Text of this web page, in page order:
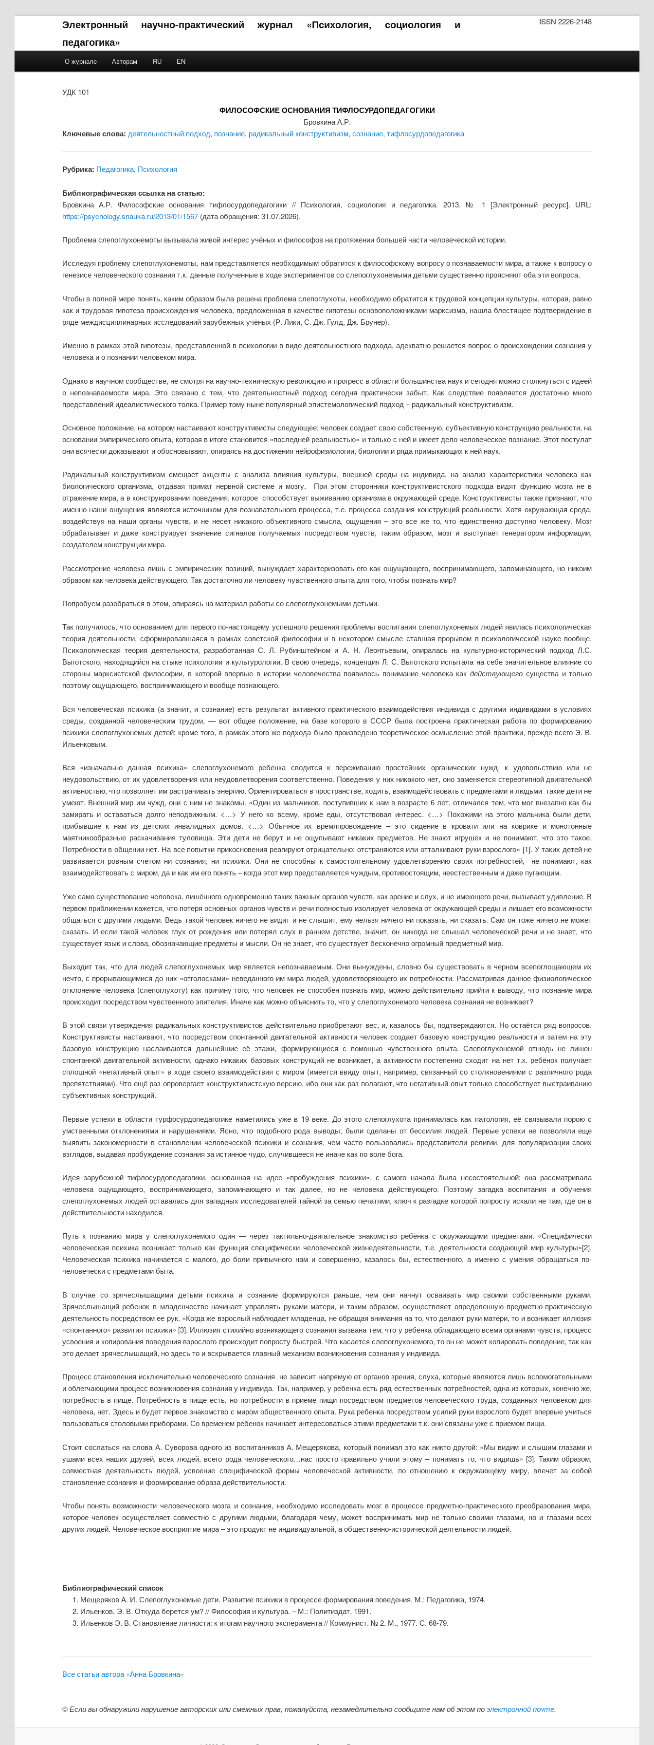
ISSN 2226-2148
Электронный научно-практический журнал «Психология, социология и
педагогика»
Skip to primary content
Skip to secondary content
О журнале Авторам RU EN
УДК 101
ФИЛОСОФСКИЕ ОСНОВАНИЯ ТИФЛОСУРДОПЕДАГОГИКИ
Бровкина А.Р.
Ключевые слова: деятельностный подход, познание, радикальный конструктивизм, сознание, тифлосурдопедагогика
Рубрика: Педагогика, Психология
Библиографическая ссылка на статью:
Бровкина А.Р. Философские основания тифлосурдопедагогики // Психология, социология и педагогика. 2013. № 1 [Электронный ресурс]. URL:
https://psychology.snauka.ru/2013/01/1567(дата обращения: 31.07.2026).
Проблема слепоглухонемоты вызывала живой интерес учёных и философов на протяжении большей части человеческой истории.
Исследуя проблему слепоглухонемоты, нам представляется необходимым обратится к философскому вопросу о познаваемости мира, а также к вопросу о
генезисе человеческого сознания т.к. данные полученные в ходе экспериментов со слепоглухонемыми детьми существенно проясняют оба эти вопроса.
Чтобы в полной мере понять, каким образом была решена проблема слепоглухоты, необходимо обратится к трудовой концепции культуры, которая, равно
как и трудовая гипотеза происхождения человека, предложенная в качестве гипотезы основоположниками марксизма, нашла блестящее подтверждение в
ряде междисциплинарных исследований зарубежных учёных (Р. Лики, С. Дж. Гулд, Дж. Брунер).
Именно в рамках этой гипотезы, представленной в психологии в виде деятельностного подхода, адекватно решается вопрос о происхождении сознания у
человека и о познании человеком мира.
Однако в научном сообществе, не смотря на научно-техническую революцию и прогресс в области большинства наук и сегодня можно столкнуться с идеей
о непознаваемости мира. Это связано с тем, что деятельностный подход сегодня практически забыт. Как следствие появляется достаточно много
представлений идеалистического толка. Пример тому ныне популярный эпистемологический подход – радикальный конструктивизм.
Основное положение, на котором настаивают конструктивисты следующее: человек создает свою собственную, субъективную конструкцию реальности, на
основании эмпирического опыта, которая в итоге становится «последней реальностью» и только с ней и имеет дело человеческое познание. Этот постулат
они всячески доказывают и обосновывают, опираясь на достижения нейрофизиологии, биологии и ряда примыкающих к ней наук.
Радикальный конструктивизм смещает акценты с анализа влияния культуры, внешней среды на индивида, на анализ характеристики человека как
биологического организма, отдавая примат нервной системе и мозгу. При этом сторонники конструктивистского подхода видят функцию мозга не в
отражение мира, а в конструировании поведения, которое способствует выживанию организма в окружающей среде. Конструктивисты также признают, что
именно наши ощущения являются источником для познавательного процесса, т.е. процесса создания конструкций реальности. Хотя окружающая среда,
воздействуя на наши органы чувств, и не несет никакого объективного смысла, ощущения – это все же то, что единственно доступно человеку. Мозг
обрабатывает и даже конструирует значение сигналов получаемых посредством чувств, таким образом, мозг и выступает генератором информации,
создателем конструкции мира.
Рассмотрение человека лишь с эмпирических позиций, вынуждает характеризовать его как ощущающего, воспринимающего, запоминающего, но никоим
образом как человека действующего. Так достаточно ли человеку чувственного опыта для того, чтобы познать мир?
Попробуем разобраться в этом, опираясь на материал работы со слепоглухонемыми детьми.
Так получилось, что основанием для первого по-настоящему успешного решения проблемы воспитания слепоглухонемых людей явилась психологическая
теория деятельности, сформировавшаяся в рамках советской философии и в некотором смысле ставшая прорывом в психологической науке вообще.
Психологическая теория деятельности, разработанная С. Л. Рубинштейном и А. Н. Леонтьевым, опиралась на культурно-исторический подход Л.С.
Выготского, находящийся на стыке психологии и культурологии. В свою очередь, концепция Л. С. Выготского испытала на себе значительное влияние со
стороны марксистской философии, в которой впервые в истории человечества появилось понимание человека какдействующего существа и только
поэтому ощущающего, воспринимающего и вообще познающего.
Вся человеческая психика (а значит, и сознание) есть результат активного практического взаимодействия индивида с другими индивидами в условиях
среды, созданной человеческим трудом, — вот общее положение, на базе которого в СССР была построена практическая работа по формированию
психики слепоглухонемых детей; кроме того, в рамках этого же подхода было произведено теоретическое осмысление этой практики, прежде всего Э. В.
Ильенковым.
Вся «изначально данная психика» слепоглухонемого ребенка сводится к переживанию простейших органических нужд, к удовольствию или не
неудовольствию, от их удовлетворения или неудовлетворения соответственно. Поведения у них никакого нет, оно заменяется стереотипной двигательной
активностью, что позволяет им растрачивать энергию. Ориентироваться в пространстве, ходить, взаимодействовать с предметами и людьми такие дети не
умеют. Внешний мир им чужд, они с ним не знакомы. «Один из мальчиков, поступивших к нам в возрасте 6 лет, отличался тем, что мог внезапно как бы
замирать и оставаться долго неподвижным. <…> У него ко всему, кроме еды, отсутствовал интерес. <…> Похожими на этого мальчика были дети,
прибывшие к нам из детских инвалидных домов. <…> Обычное их времяпровождение – это сидение в кровати или на коврике и монотонные
маятникообразные раскачивания туловища. Эти дети не берут и не ощупывают никаких предметов. Не знают игрушек и не понимают, что это такое.
Потребности в общении нет. На все попытки прикосновения реагируют отрицательно: отстраняются или отталкивают руки взрослого» [1]. У таких детей не
развивается ровным счетом ни сознания, ни психики. Они не способны к самостоятельному удовлетворению своих потребностей, не понимают, как
взаимодействовать с миром, да и как им его понять – когда этот мир представляется чуждым, противостоящим, неестественным и даже пугающим.
Уже само существование человека, лишённого одновременно таких важных органов чувств, как зрение и слух, и не имеющего речи, вызывает удивление. В
первом приближении кажется, что потеря основных органов чувств и речи полностью изолирует человека от окружающей среды и лишает его возможности
общаться с другими людьми. Ведь такой человек ничего не видит и не слышит, ему нельзя ничего ни показать, ни сказать. Сам он тоже ничего не может
сказать. И если такой человек глух от рождения или потерял слух в раннем детстве, значит, он никогда не слышал человеческой речи и не знает, что
существует язык и слова, обозначающие предметы и мысли. Он не знает, что существует бесконечно огромный предметный мир.
Выходит так, что для людей слепоглухонемых мир является непознаваемым. Они вынуждены, словно бы существовать в черном всепоглощающем их
нечто, с прорывающимися до них «отголосками» неведанного им мира людей, удовлетворяющего их потребности. Рассматривая данное физиологическое
отклонение человека (слепоглухоту) как причину того, что человек не способен познать мир, можно действительно прийти к выводу, что познание мира
происходит посредством чувственного эпителия. Иначе как можно объяснить то, что у слепоглухонемого человека сознания не возникает?
В этой связи утверждения радикальных конструктивистов действительно приобретают вес, и, казалось бы, подтверждаются. Но остаётся ряд вопросов.
Конструктивисты настаивают, что посредством спонтанной двигательной активности человек создает базовую конструкцию реальности и затем на эту
базовую конструкцию наслаиваются дальнейшие её этажи, формирующиеся с помощью чувственного опыта. Слепоглухонемой отнюдь не лишен
спонтанной двигательной активности, однако никаких базовых конструкций не возникает, а активности постепенно сходит на нет т.к. ребёнок получает
сплошной «негативный опыт» в ходе своего взаимодействия с миром (имеется ввиду опыт, например, связанный со столкновениями с различного рода
препятствиями). Что ещё раз опровергает конструктивистскую версию, ибо они как раз полагают, что негативный опыт только способствует выстраиванию
субъективных конструкций.
Первые успехи в области турфосурдопедагогике наметились уже в 19 веке. До этого слепоглухота принималась как патология, её связывали порою с
умственными отклонениями и нарушениями. Ясно, что подобного рода выводы, были сделаны от бессилия людей. Первые успехи не позволяли еще
выявить закономерности в становлении человеческой психики и сознания, чем часто пользовались представители религии, для популяризации своих
взглядов, выдавая пробуждение сознания за истинное чудо, случившееся не иначе как по воле бога.
Идея зарубежной тифлосурдопедагогики, основанная на идее «пробуждения психики», с самого начала была несостоятельной: она рассматривала
человека ощущающего, воспринимающего, запоминающего и так далее, но не человека действующего. Поэтому загадка воспитания и обучения
слепоглухонемых людей оставалась для западных исследователей тайной за семью печатями, ключ к разгадке которой попросту искали не там, где он в
действительности находился.
Путь к познанию мира у слепоглухонемого один — через тактильно-двигательное знакомство ребёнка с окружающими предметами. «Специфически
человеческая психика возникает только как функция специфически человеческой жизнедеятельности, т.е. деятельности создающей мир культуры»[2].
Человеческая психика начинается с малого, до боли привычного нам и совершенно, казалось бы, естественного, а именно с умения обращаться по-
человечески с предметами быта.
В случае со зрячеслышащими детьми психика и сознание формируются раньше, чем они начнут осваивать мир своими собственными руками.
Зрячеслышащий ребенок в младенчестве начинает управлять руками матери, и таким образом, осуществляет определенную предметно-практическую
деятельность посредством ее рук. «Когда же взрослый наблюдает младенца, не обращая внимания на то, что делают руки матери, то и возникает иллюзия
«спонтанного» развития психики» [3]. Иллюзия стихийно возникающего сознания вызвана тем, что у ребенка обладающего всеми органами чувств, процесс
усвоения и копирования поведения взрослого происходит попросту быстрей. Что касается слепоглухонемого, то он не может копировать поведение, так как
это делает зрячеслышащий, но здесь то и вскрывается главный механизм возникновения сознания у индивида.
Процесс становления исключительно человеческого сознания не зависит напрямую от органов зрения, слуха, которые являются лишь вспомогательными
и облегчающими процесс возникновения сознания у индивида. Так, например, у ребенка есть ряд естественных потребностей, одна из которых, конечно же,
потребность в пище. Потребность в пище есть, но потребности в приеме пищи посредством предметов человеческого труда, созданных человеком для
человека, нет. Здесь и будет первое знакомство с миром общественного опыта. Рука ребенка посредством усилий руки взрослого будет впервые учиться
пользоваться столовыми приборами. Со временем ребенок начинает интересоваться этими предметами т.к. они связаны уже с приемом пищи.
Стоит сослаться на слова А. Суворова одного из воспитанников А. Мещерякова, который понимал это как никто другой: «Мы видим и слышим глазами и
ушами всех наших друзей, всех людей, всего рода человеческого…нас просто правильно учили этому – понимать то, что видишь» [3]. Таким образом,
совместная деятельность людей, усвоение специфической формы человеческой активности, по отношению к окружающему миру, влечет за собой
становление сознания и формирование образа действительности.
Чтобы понять возможности человеческого мозга и сознания, необходимо исследовать мозг в процессе предметно-практического преобразования мира,
которое человек осуществляет совместно с другими людьми, благодаря чему, может воспринимать мир не только своими глазами, но и глазами всех
других людей. Человеческое восприятие мира – это продукт не индивидуальной, а общественно-исторической деятельности людей.
Библиографический список
Мещеряков А. И. Слепоглухонемые дети. Развитие психики в процессе формирования поведения. М.: Педагогика, 1974.
Ильенков, Э. В. Откуда берется ум? // Философия и культура. – М.: Политиздат, 1991.
Ильенков Э. В. Становление личности: к итогам научного эксперимента // Коммунист. № 2. М., 1977. С. 68-79.
Все статьи автора «Анна Бровкина»
©Если вы обнаружили нарушение авторских или смежных прав, пожалуйста, незамедлительно сообщите нам об этом поэлектронной почте.